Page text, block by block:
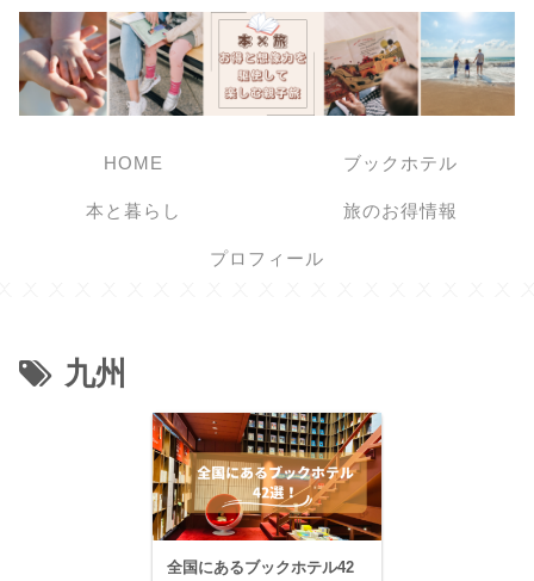
HOME ブックホテル
本と暮らし 旅のお得情報
プロフィール
九州
全国にあるブックホテル42